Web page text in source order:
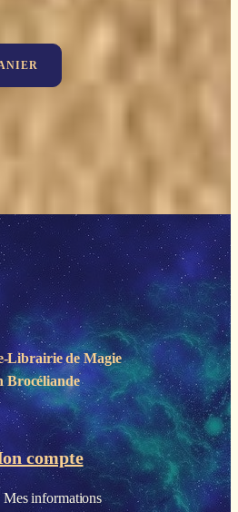
Librairie deMagie
Brocéliande
compte
Mes informations